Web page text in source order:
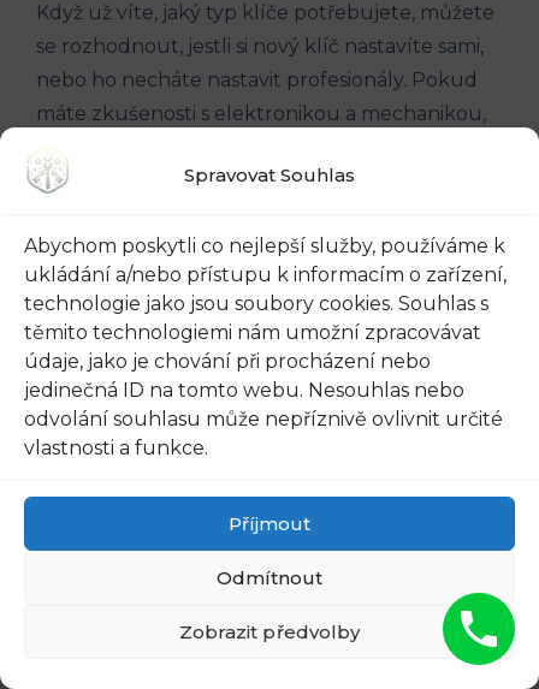
Spravovat Souhlas
Abychom poskytli co nejlepší služby, používáme k
ukládání a/nebo přístupu k informacím o zařízení,
technologie jako jsou soubory cookies. Souhlas s
těmito technologiemi nám umožní zpracovávat
údaje, jako je chování při procházení nebo
jedinečná ID na tomto webu. Nesouhlas nebo
odvolání souhlasu může nepříznivě ovlivnit určité
vlastnosti a funkce.
Příjmout
Odmítnout
Zobrazit předvolby
Když už víte, jaký ‌typ klíče ⁢potřebujete, můžete
se rozhodnout, jestli⁣ si nový klíč⁣ nastavíte ⁣sami,
nebo ho necháte ​nastavit profesionály. Pokud
máte zkušenosti s elektronikou a mechanikou,
nastavení klíče doma může být pro ⁤vás vhodné
a levnější. ‍Zbývá vám pořídit si potřebné
je kompatibilní s vaším vozidlem.
Pokud se přeci jen nechcete pustit do
nastavování klíče sami, nenechte si to zkazit
neprofesionálem. Zvolte spolehlivého
odborníka na automobilové klíče s ​dobrou
reputací. Nezapomeňte se zeptat​ na
odborníky. Můžete se také podívat ⁣na recenze
online a získat ⁢tak lepší představu o kvalitě
Nastavení nového ‌klíče na auto nemusí být